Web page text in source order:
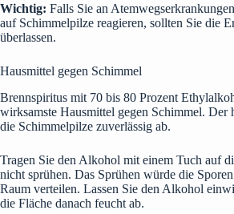
Wichtig: Falls Sie an
auf Schimmelpilze reagieren, sollten Sie die
überlassen.
Hausmittel gegen Schimmel
Brennspiritus mit 70 bis 80 Prozent
wirksamste Hausmittel gegen Schimmel. Der
die Schimmelpilze zuverlässig ab.
Tragen Sie den Alkohol mit einem Tuch auf
nicht sprühen. Das Sprühen würde die
Raum verteilen. Lassen Sie den Alkohol
die Fläche danach feucht ab.